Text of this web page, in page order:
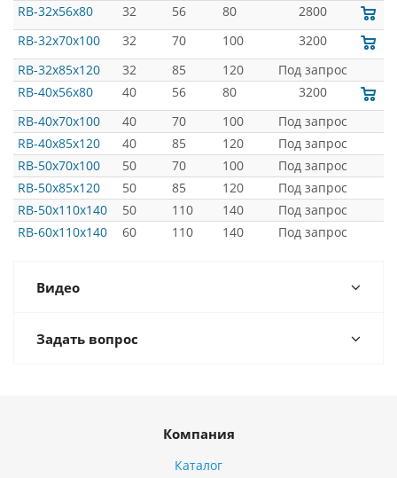
RB-32x56x80
32 56 80
2800
RB-32x70x100
32 70 100
3200
RB-32x85x120
32 85 120
Под запрос
RB-40x56x80
40 56 80
3200
RB-40x70x100
40 70 100
Под запрос
RB-40x85x120
40 85 120
Под запрос
RB-50x70x100
50 70 100
Под запрос
RB-50x85x120
50 85 120
Под запрос
RB-50x110x140
50 110 140
Под запрос
RB-60x110x140
60 110 140 Под запрос
Видео
Задать вопрос
Компания
Каталог